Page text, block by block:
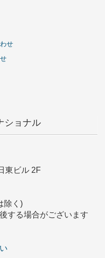
せ
ショナル
東ビル 2F
除く)
する場合がございます